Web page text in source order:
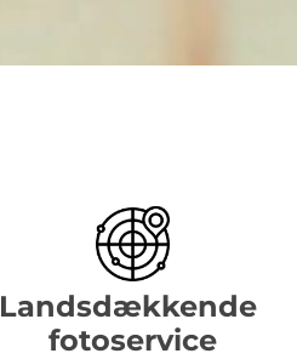
Landsdækkende
fotoservice